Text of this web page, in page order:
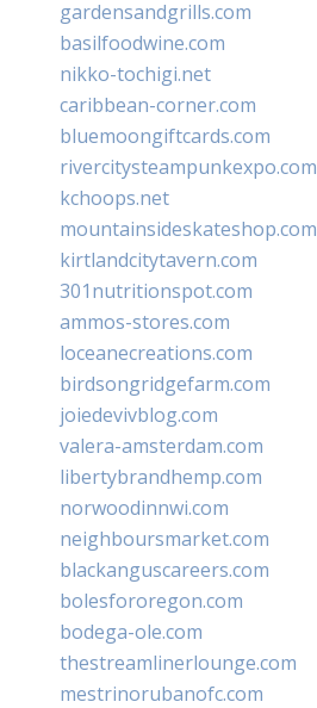
gardensandgrills.com
basilfoodwine.com
nikko-tochigi.net
caribbean-corner.com
bluemoongiftcards.com
rivercitysteampunkexpo.com
kchoops.net
mountainsideskateshop.com
kirtlandcitytavern.com
301nutritionspot.com
ammos-stores.com
loceanecreations.com
birdsongridgefarm.com
joiedevivblog.com
valera-amsterdam.com
libertybrandhemp.com
norwoodinnwi.com
neighboursmarket.com
blackanguscareers.com
bolesfororegon.com
bodega-ole.com
thestreamlinerlounge.com
mestrinorubanofc.com